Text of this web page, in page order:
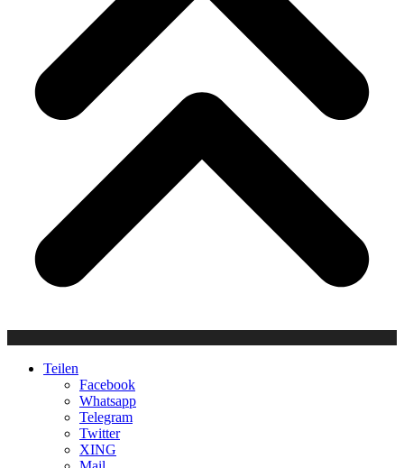
Teilen
Facebook
Whatsapp
Telegram
Twitter
XING